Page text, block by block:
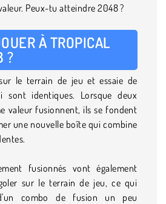
Peux-tu atteindre 2048 ?
À TROPICAL
?
le terrain de jeu et essaie de
sont identiques. Lorsque deux
valeur fusionnent, ils se fondent
une nouvelle boîte qui combine
fusionnés vont également
sur le terrain de jeu, ce qui
combo de fusion un peu